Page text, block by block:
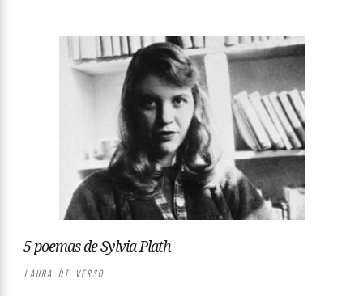
5 poemas de Sylvia Plath
LAURA DI VERSO